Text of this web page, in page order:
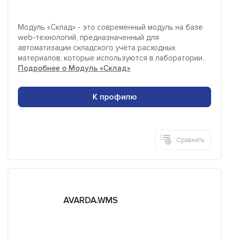
Модуль «Склад» - это современный модуль на базе
web-технологий, предназначенный для
автоматизации складского учёта расходных
материалов, которые используются в лаборатории.
Подробнее о Модуль «Склад»
К профилю
Сравнить
AVARDA.WMS